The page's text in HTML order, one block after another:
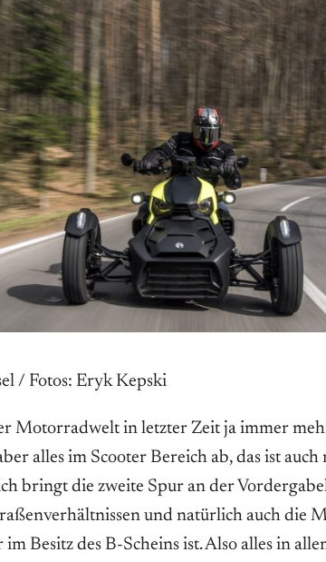
/ Fotos: Eryk Kepski
Motorradwelt in letzter Zeit ja immer
alles im Scooter Bereich ab, das ist
bringt die zweite Spur an der
und natürlich auch die
Besitz des B-Scheins ist. Also alles in